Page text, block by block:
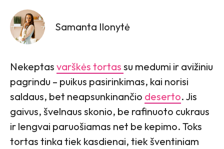
Samanta Ilonytė
Nekeptas varškės tortas su medumi ir avižiniu
pagrindu – puikus pasirinkimas, kai norisi
saldaus, bet neapsunkinančio deserto. Jis
gaivus, švelnaus skonio, be rafinuoto cukraus
ir lengvai paruošiamas net be kepimo. Toks
tortas tinka tiek kasdienai, tiek šventiniam